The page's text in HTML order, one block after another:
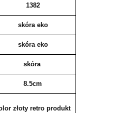
1382
skóra eko
skóra eko
skóra
8.5cm
złoty retro produkt